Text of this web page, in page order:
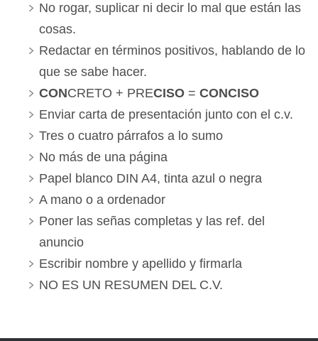
No rogar, suplicar ni decir lo mal que están las
cosas.
Redactar en términos positivos, hablando de lo
que se sabe hacer.
CONCRETO + PRECISO = CONCISO
Enviar carta de presentación junto con el c.v.
Tres o cuatro párrafos a lo sumo
No más de una página
Papel blanco DIN A4, tinta azul o negra
A mano o a ordenador
Poner las señas completas y las ref. del
anuncio
Escribir nombre y apellido y firmarla
NO ES UN RESUMEN DEL C.V.